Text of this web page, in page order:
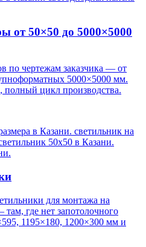
от 50×50 до 5000×5000
по чертежам заказчика — от
5000×5000 мм.
цикл производства.
в Казани. светильник на
50х50 в Казани.
.
для монтажа на
где нет запотолочного
1195×180, 1200×300 мм и